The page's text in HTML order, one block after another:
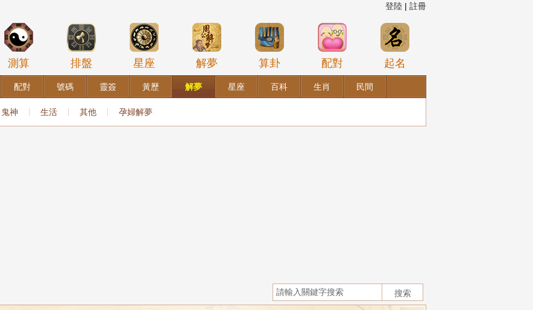
登陸 | 註冊
測算 排盤 星座 解夢 算卦 配對 起名
配對 號碼 靈簽 黃歷 解夢 星座 百科 生肖 民間
鬼神 生活 其他 孕婦解夢